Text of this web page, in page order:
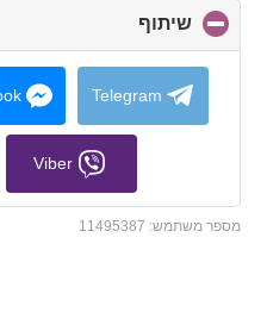
שיתוף
to
collapse
contents
Telegram
Viber
מספר משתמש: 11495387